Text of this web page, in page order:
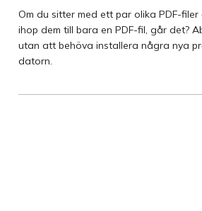
Om du sitter med ett par olika PDF-
ihop dem till bara en PDF-fil, går det?
utan att behöva installera några nya
datorn.